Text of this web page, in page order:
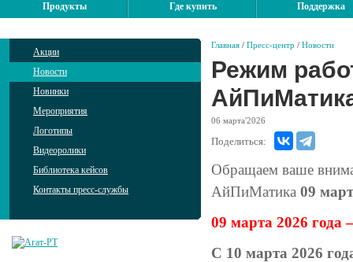
Продукты Где купить Поддержка
Акции
Новости
Новинки
Мероприятия
Логотипы
Видеоролики
Библиотека кейсов
Контакты пресс-службы
Главная / Пресс-центр / Новости
Режим
06 марта'2026
Поделиться:
Обращаем ваше
АйПиМатика 09
09 марта 2026 года
С 10 марта 2026